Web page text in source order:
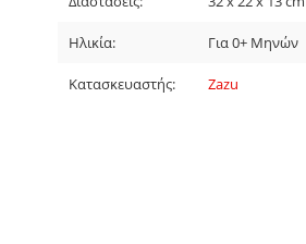
Ηλικία: Για 0+ Μηνών
Κατασκευαστής: Zazu